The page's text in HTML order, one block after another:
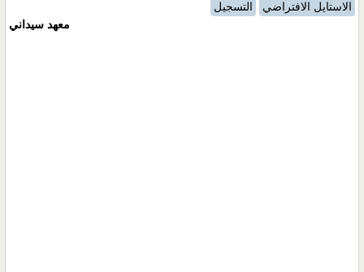
الاستايل الافتراضي
التسجيل
معهد سيداني